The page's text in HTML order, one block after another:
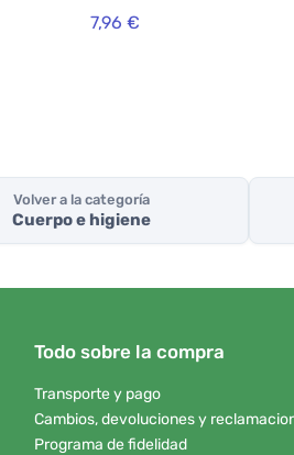
7,96 €
Volver a la categoría
Cuerpo e higiene
Todo sobre la compra
Transporte y pago
Cambios, devoluciones y
Programa de fidelidad